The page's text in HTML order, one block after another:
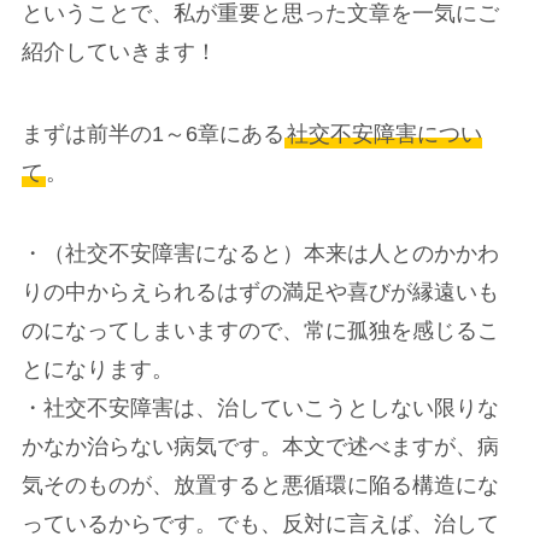
ということで、私が重要と思った文章を一気にご
紹介していきます！
まずは前半の1～6章にある社交不安障害につい
て。
・（社交不安障害になると）本来は人とのかかわ
りの中からえられるはずの満足や喜びが縁遠いも
のになってしまいますので、常に孤独を感じるこ
とになります。
・社交不安障害は、治していこうとしない限りな
かなか治らない病気です。本文で述べますが、病
気そのものが、放置すると悪循環に陥る構造にな
っているからです。でも、反対に言えば、治して